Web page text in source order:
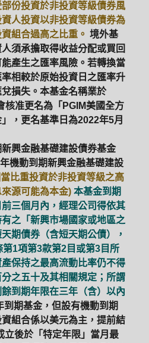
份投資於非投資等級債券風
人投資以非投資等級債券為
組合過高之比重。 境外基
須承擔取得收益分配或買回
產生之匯率風險。若轉換當
相較於原始投資日之匯率升
損失。本基金名稱業於
核准更名為「PGIM美國全方
，更名基準日為2022年5月
興金融基礎建設債券基金
機動到期新興金融基礎建設
比重投資於非投資等級之高
源可能為本金) 本基金到期
三個月內，經理公司得依其
之「新興市場國家或地區之
期債券（含短天期公債），
第1項第3款第2目或第3目所
保持之最高流動比率仍不得
之五十及其相關規定；所謂
餘到期年限在三年（含）以內
到期基金，但設有機動到期
組合係以美元為主，提前結
立後於「特定年限」當月最